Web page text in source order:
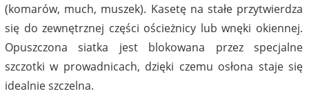
(komarów, much, muszek). Kasetę na stałe przytwierdza
się do zewnętrznej części ościeżnicy lub wnęki okiennej.
Opuszczona siatka jest blokowana przez specjalne
szczotki w prowadnicach, dzięki czemu osłona staje się
idealnie szczelna.